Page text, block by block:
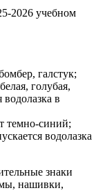
2026 учебном
галстук;
голубая,
в
темно-синий;
водолазка
знаки
нашивки,